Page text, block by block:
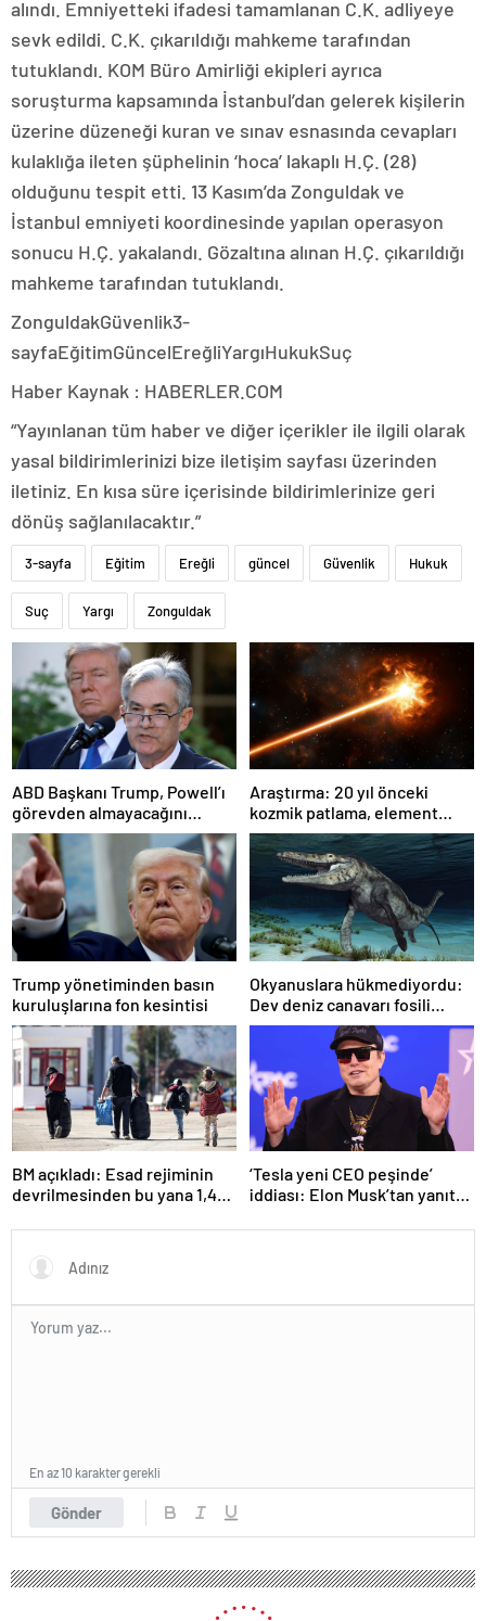
alındı. Emniyetteki ifadesi tamamlanan C.K. adliyeye
sevk edildi. C.K. çıkarıldığı mahkeme tarafından
tutuklandı. KOM Büro Amirliği ekipleri ayrıca
soruşturma kapsamında İstanbul’dan gelerek kişilerin
üzerine düzeneği kuran ve sınav esnasında cevapları
kulaklığa ileten şüphelinin ‘hoca’ lakaplı H.Ç. (28)
olduğunu tespit etti. 13 Kasım’da Zonguldak ve
İstanbul emniyeti koordinesinde yapılan operasyon
sonucu H.Ç. yakalandı. Gözaltına alınan H.Ç. çıkarıldığı
mahkeme tarafından tutuklandı.
ZonguldakGüvenlik3-
sayfaEğitimGüncelEreğliYargıHukukSuç
Haber Kaynak : HABERLER.COM
“Yayınlanan tüm haber ve diğer içerikler ile ilgili olarak
yasal bildirimlerinizi bize iletişim sayfası üzerinden
iletiniz. En kısa süre içerisinde bildirimlerinize geri
dönüş sağlanılacaktır.”
3-sayfa Eğitim Ereğli güncel Güvenlik Hukuk
Suç Yargı Zonguldak
ABD Başkanı Trump, Powell’ı
görevden almayacağını
söyledi
Araştırma: 20 yıl önceki
kozmik patlama, element
oluşumunda önemli rol
oynuyor
Trump yönetiminden basın
kuruluşlarına fon kesintisi
Okyanuslara hükmediyordu:
Dev deniz canavarı fosili
bulundu
BM açıkladı: Esad rejiminin
devrilmesinden bu yana 1,4
ülkelerine döndü
‘Tesla yeni CEO peşinde’
iddiası: Elon Musk’tan yanıt
Gönder
En az 10 karakter gerekli